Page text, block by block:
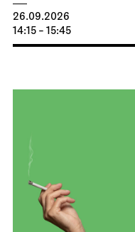
26.09.2026
14:15 - 15:45